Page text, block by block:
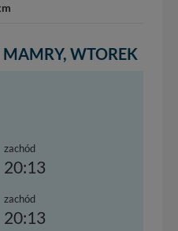
WTOREK
zachód
20:13
zachód
20:13